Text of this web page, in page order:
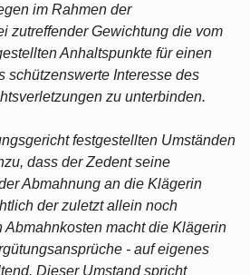
im Rahmen der
zutreffender Gewichtung die vom
Anhaltspunkte für einen
schützenswerte Interesse des
zu unterbinden.
festgestellten Umständen
dass der Zedent seine
Abmahnung an die Klägerin
der zuletzt allein noch
macht die Klägerin
- auf eigenes
Dieser Umstand spricht